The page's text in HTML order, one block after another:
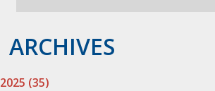
ARCHIVES
2025 (35)